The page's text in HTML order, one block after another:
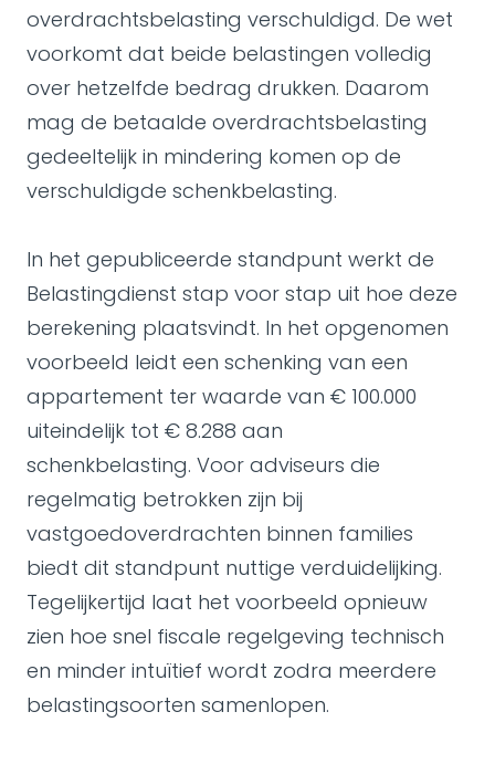
overdrachtsbelasting verschuldigd. De wet
voorkomt dat beide belastingen volledig
over hetzelfde bedrag drukken. Daarom
mag de betaalde overdrachtsbelasting
gedeeltelijk in mindering komen op de
verschuldigde schenkbelasting.
In het gepubliceerde standpunt werkt de
Belastingdienst stap voor stap uit hoe deze
berekening plaatsvindt. In het opgenomen
voorbeeld leidt een schenking van een
appartement ter waarde van € 100.000
uiteindelijk tot € 8.288 aan
schenkbelasting. Voor adviseurs die
regelmatig betrokken zijn bij
vastgoedoverdrachten binnen families
biedt dit standpunt nuttige verduidelijking.
Tegelijkertijd laat het voorbeeld opnieuw
zien hoe snel fiscale regelgeving technisch
en minder intuïtief wordt zodra meerdere
belastingsoorten samenlopen.